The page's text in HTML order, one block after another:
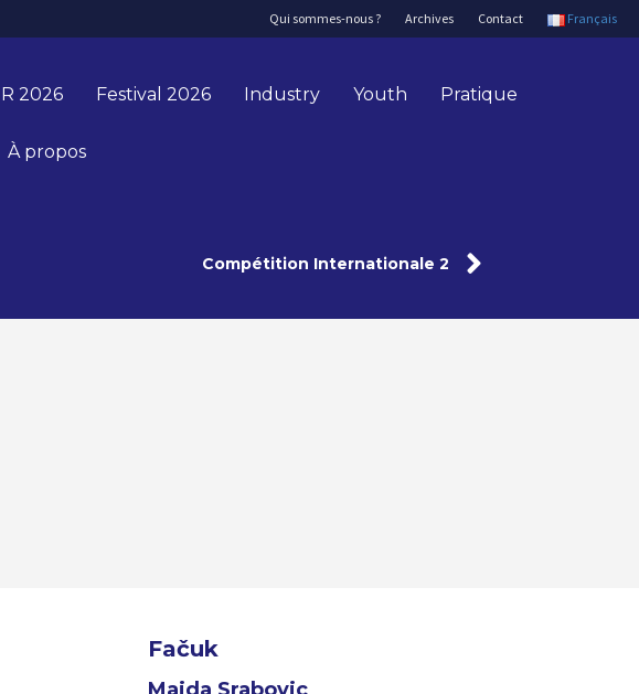
Qui sommes-nous ? Archives Contact Français
2026 Festival 2026 Industry Youth Pratique
À propos
Compétition Internationale 2
Fačuk